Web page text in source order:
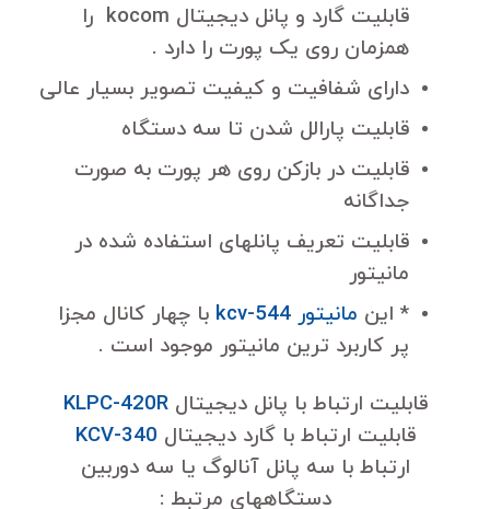
قابلیت گارد و پانل دیجیتال kocom را
همزمان روی یک پورت را دارد .
دارای شفافیت و کیفیت تصویر بسیار عالی
قابلیت پارالل شدن تا سه دستگاه
قابلیت در بازکن روی هر پورت به صورت
جداگانه
قابلیت تعریف پانلهای استفاده شده در
مانیتور
* این مانیتور kcv-544
با چهار کانال مجزا
پر کاربرد ترین مانیتور موجود است .
قابلیت ارتباط با پانل دیجیتالKLPC-420R
قابلیت ارتباط با گارد دیجیتال KCV-340
ارتباط با سه پانل آنالوگ یا سه دوربین
دستگاههای مرتبط :